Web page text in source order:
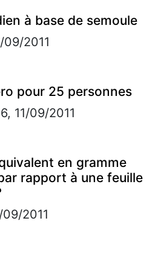
à base de semoule
09/2011
pour 25 personnes
11/09/2011
en gramme
rapport à une feuille
2011